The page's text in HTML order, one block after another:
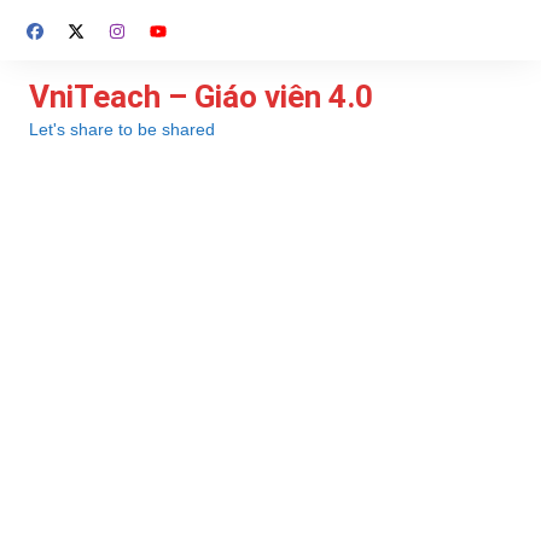
đến
dung
VniTeach – Giáo viên 4.0
Let's share to be shared